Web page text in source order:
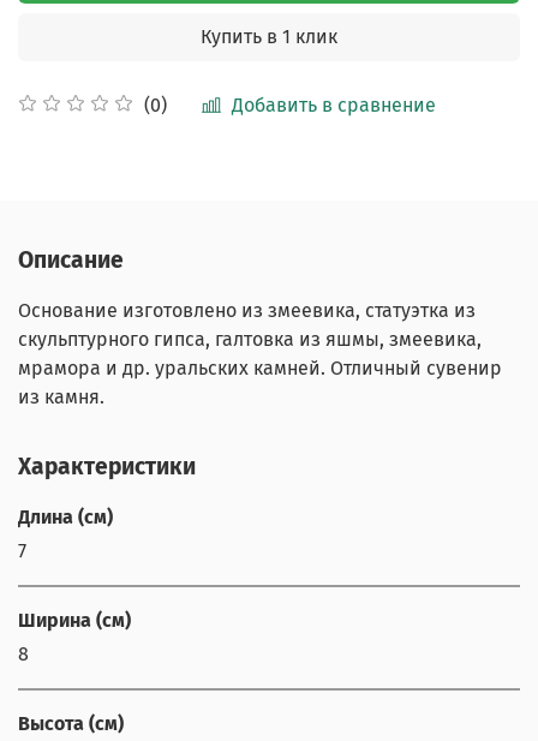
(0) Добавить в сравнение
Купить в 1 клик
Описание
Основание изготовлено из змеевика, статуэтка из
скульптурного гипса, галтовка из яшмы, змеевика,
мрамора и др. уральских камней. Отличный сувенир
из камня.
Характеристики
Длина (см)
7
Ширина (см)
8
Высота (см)